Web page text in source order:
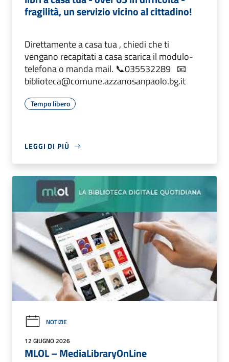
fragilità, un servizio vicino al cittadino!
Direttamente a casa tua , chiedi che ti
vengano recapitati a casa scarica il modulo-
telefona o manda mail. 📞035532289 📧
biblioteca@comune.azzanosanpaolo.bg.it
Tempo libero
LEGGI DI PIÙ
NOTIZIE
12 GIUGNO 2026
MLOL – MediaLibraryOnLine